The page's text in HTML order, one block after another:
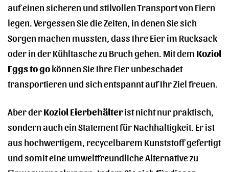
auf einen sicheren und stilvollen Transport von Eiern
legen. Vergessen Sie die Zeiten, in denen Sie sich
Sorgen machen mussten, dass Ihre Eier im Rucksack
oder in der Kühltasche zu Bruch gehen. Mit dem Koziol
Eggs to gokönnen Sie Ihre Eier unbeschadet
transportieren und sich entspannt auf Ihr Ziel freuen.
Aber derKoziol Eierbehälterist nicht nur praktisch,
sondern auch ein Statement für Nachhaltigkeit. Er ist
aus hochwertigem, recycelbarem Kunststoff gefertigt
und somit eine umweltfreundliche Alternative zu